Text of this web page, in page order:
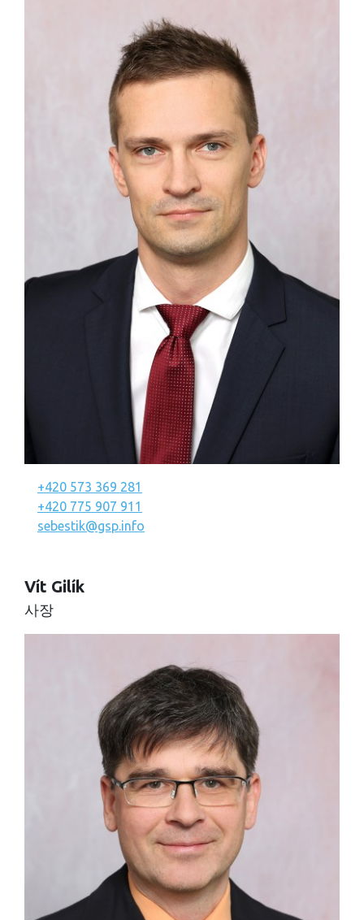
+420 573 369 281
+420 775 907 911
sebestik@gsp.info
Vít Gilík
사장